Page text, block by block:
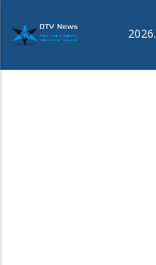
tartalomra